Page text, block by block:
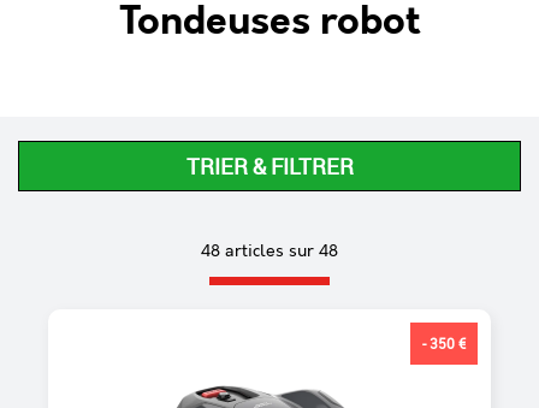
Tondeuses robot
TRIER & FILTRER
48 articles sur 48
- 350 €